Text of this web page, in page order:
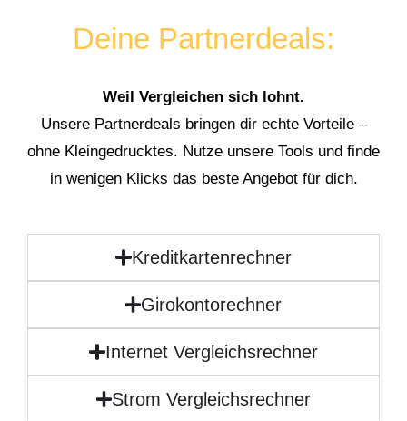
Deine Partnerdeals:
Weil Vergleichen sich lohnt.
Unsere Partnerdeals bringen dir echte Vorteile –
ohne Kleingedrucktes. Nutze unsere Tools und finde
in wenigen Klicks das beste Angebot für dich.
Kreditkartenrechner
Girokontorechner
Internet Vergleichsrechner
Strom Vergleichsrechner